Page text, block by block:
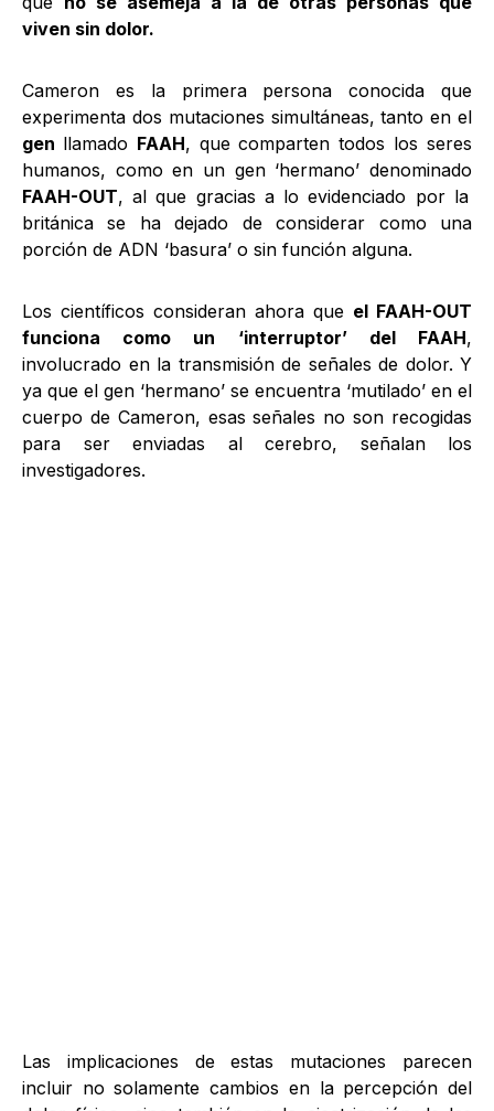
viven sin dolor.
Cameron es la primera persona conocida que
experimenta dos mutaciones simultáneas, tanto en el
gen llamado FAAH, que comparten todos los seres
humanos, como en un gen ‘hermano’ denominado
FAAH-OUT, al que gracias a lo evidenciado por la
británica se ha dejado de considerar como una
porción de ADN ‘basura’ o sin función alguna.
Los científicos consideran ahora que el FAAH-OUT
funciona como un ‘interruptor’ del FAAH,
involucrado en la transmisión de señales de dolor. Y
ya que el gen ‘hermano’ se encuentra ‘mutilado’ en el
cuerpo de Cameron, esas señales no son recogidas
para ser enviadas al cerebro, señalan los
investigadores.
Las implicaciones de estas mutaciones parecen
incluir no solamente cambios en la percepción del